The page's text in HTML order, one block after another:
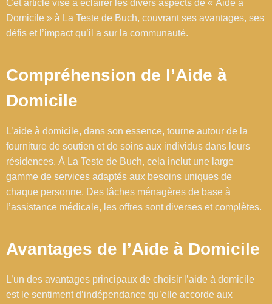
Cet article vise à éclairer les divers aspects de « Aide à
Domicile » à La Teste de Buch, couvrant ses avantages, ses
défis et l’impact qu’il a sur la communauté.
Compréhension de l’Aide à
Domicile
L’aide à domicile, dans son essence, tourne autour de la
fourniture de soutien et de soins aux individus dans leurs
résidences. À La Teste de Buch, cela inclut une large
gamme de services adaptés aux besoins uniques de
chaque personne. Des tâches ménagères de base à
l’assistance médicale, les offres sont diverses et complètes.
Avantages de l’Aide à Domicile
L’un des avantages principaux de choisir l’aide à domicile
est le sentiment d’indépendance qu’elle accorde aux